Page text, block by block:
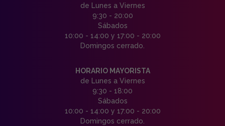
de Lunes a Viernes
9:30 - 20:00
Sábados
10:00 - 14:00 y 17:00 - 20:00
Domingos cerrado.
HORARIO MAYORISTA
de Lunes a Viernes
9:30 - 18:00
Sábados
10:00 - 14:00 y 17:00 - 20:00
Domingos cerrado.